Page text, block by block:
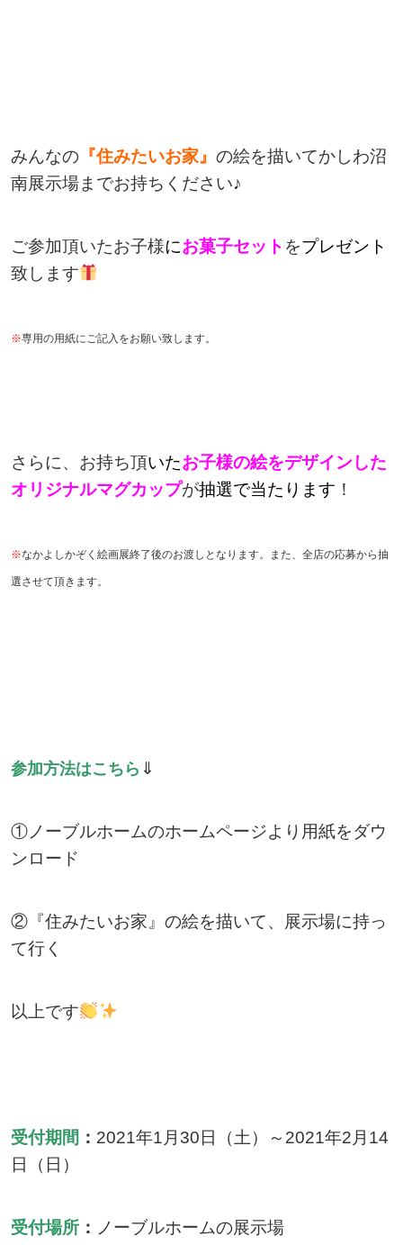
みんなの『住みたいお家』 の絵を描いてかしわ沼
南展示場までお持ちください♪
ご参加頂いたお子様にお菓子セット をプレゼント
致します
※専用の用紙にご記入をお願い致します。
さらに、お持ち頂いたお子様の絵をデザインした
オリジナルマグカップが抽選で当たります ！
※なかよしかぞく絵画展終了後のお渡しとなります。また、全店の応募から抽
選させて頂きます。
参加方法はこちら ⇓
①ノーブルホームのホームページより用紙をダウ
ンロード
②『住みたいお家』の絵を描いて、展示場に持っ
て行く
以上です
受付期間 ： 2021年1月30日（土）～2021年2月14
日（日）
受付場所： ノーブルホームの展示場